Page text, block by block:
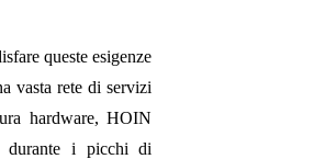
queste esigenze
vasta rete di servizi
hardware, HOIN
durante i picchi di